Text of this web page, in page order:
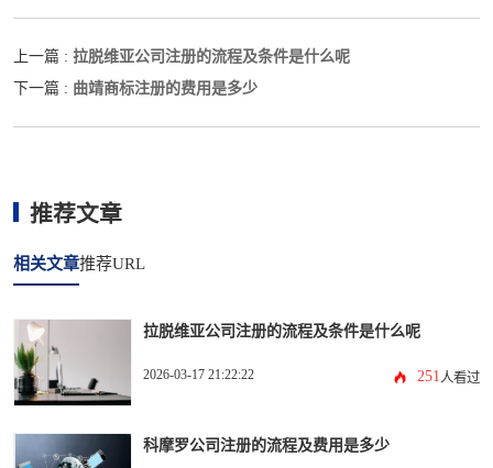
上一篇 : 拉脱维亚公司注册的流程及条件是什么呢
下一篇 : 曲靖商标注册的费用是多少
推荐文章
相关文章推荐URL
拉脱维亚公司注册的流程及条件是什么呢
2026-03-17 21:22:22 251人看过
科摩罗公司注册的流程及费用是多少